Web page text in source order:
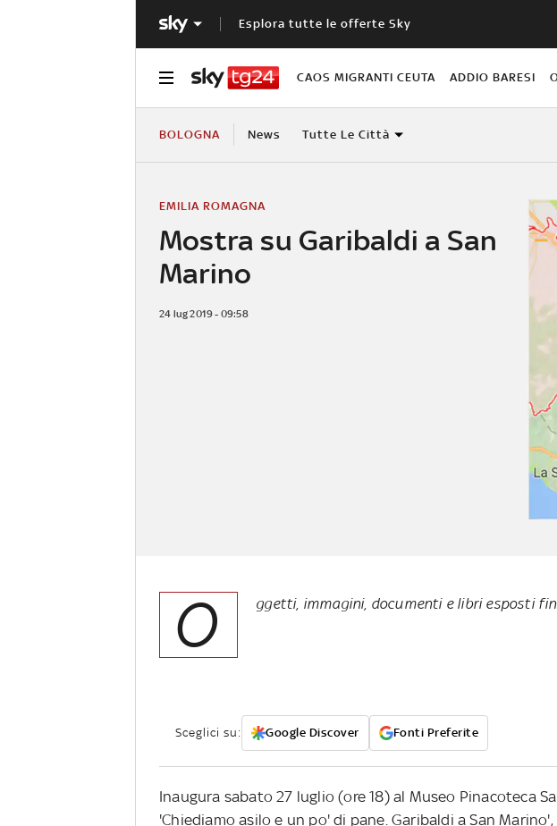
Esplora tutte le offerte Sky
CAOS MIGRANTI CEUTA ADDIO BARESI
BOLOGNA News Tutte Le Città
Mostra su Garibaldi a San
Marino
EMILIA ROMAGNA
24 lug 2019 - 09:58
O ggetti, immagini, documenti e libri esposti
Sceglici su: Google Discover Fonti Preferite
Inaugura sabato 27 luglio (ore 18) al Museo Pinacoteca
'Chiediamo asilo e un po' di pane. Garibaldi a San